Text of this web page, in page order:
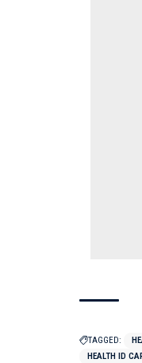
TAGGED:
HEALTH ID